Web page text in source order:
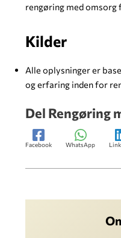
rengøring med omsorg
Kilder
Alle oplysninger er
og erfaring inden for
Del Rengøring
Facebook WhatsApp